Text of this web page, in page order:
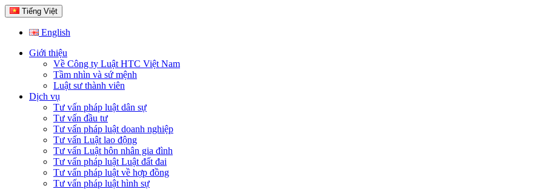
Tiếng Việt
English
Giới thiệu
Về Công ty Luật HTC Việt Nam
Tầm nhìn và sứ mệnh
Luật sư thành viên
Dịch vụ
Tư vấn pháp luật dân sự
Tư vấn đầu tư
Tư vấn pháp luật doanh nghiệp
Tư vấn Luật lao động
Tư vấn Luật hôn nhân gia đình
Tư vấn pháp luật Luật đất đai
Tư vấn pháp luật về hợp đồng
Tư vấn pháp luật hình sự